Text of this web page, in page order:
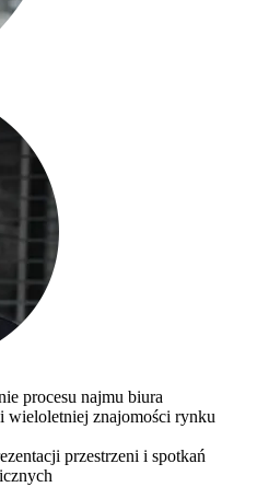
procesu najmu biura
wieloletniej znajomości rynku
przestrzeni i spotkań